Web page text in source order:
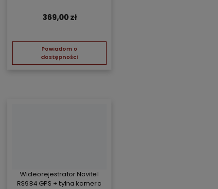
369,00 zł
Powiadom o
dostępności
Wideorejestrator Navitel
RS984 GPS + tylna kamera